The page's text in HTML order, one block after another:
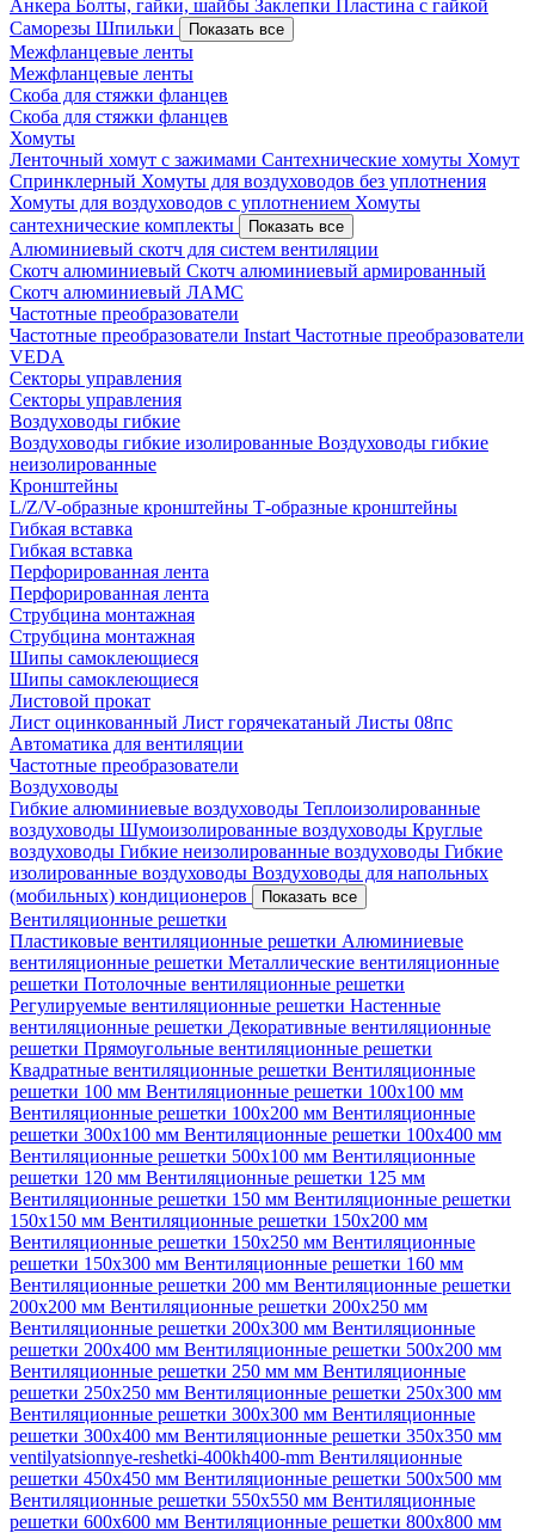
Анкера Болты, гайки, шайбы Заклепки Пластина с гайкой
Саморезы Шпильки Показать все
Межфланцевые ленты
Межфланцевые ленты
Скоба для стяжки фланцев
Скоба для стяжки фланцев
Хомуты
Ленточный хомут с зажимами Сантехнические хомуты Хомут
Спринклерный Хомуты для воздуховодов без уплотнения
Хомуты для воздуховодов с уплотнением Хомуты
сантехнические комплекты
Показать все
Алюминиевый скотч для систем вентиляции
Скотч алюминиевый Скотч алюминиевый армированный
Скотч алюминиевый ЛАМС
Частотные преобразователи
Частотные преобразователи Instart Частотные преобразователи
VEDA
Секторы управления
Секторы управления
Воздуховоды гибкие
Воздуховоды гибкие изолированные Воздуховоды гибкие
неизолированные
Кронштейны
L/Z/V-образные кронштейны Т-образные кронштейны
Гибкая вставка
Гибкая вставка
Перфорированная лента
Перфорированная лента
Струбцина монтажная
Струбцина монтажная
Шипы самоклеющиеся
Шипы самоклеющиеся
Листовой прокат
Лист оцинкованный Лист горячекатаный Листы 08пс
Автоматика для вентиляции
Частотные преобразователи
Воздуховоды
Гибкие алюминиевые воздуховоды Теплоизолированные
воздуховоды Шумоизолированные воздуховоды Круглые
воздуховоды Гибкие неизолированные воздуховоды Гибкие
изолированные воздуховоды Воздуховоды для напольных
(мобильных) кондиционеров
Показать все
Вентиляционные решетки
Пластиковые вентиляционные решетки Алюминиевые
вентиляционные решетки Металлические вентиляционные
решетки Потолочные вентиляционные решетки
Регулируемые вентиляционные решетки Настенные
вентиляционные решетки Декоративные вентиляционные
решетки Прямоугольные вентиляционные решетки
Квадратные вентиляционные решетки Вентиляционные
решетки 100 мм Вентиляционные решетки 100х100 мм
Вентиляционные решетки 100х200 мм Вентиляционные
решетки 300х100 мм Вентиляционные решетки 100х400 мм
Вентиляционные решетки 500х100 мм Вентиляционные
решетки 120 мм Вентиляционные решетки 125 мм
Вентиляционные решетки 150 мм Вентиляционные решетки
150х150 мм Вентиляционные решетки 150х200 мм
Вентиляционные решетки 150х250 мм Вентиляционные
решетки 150х300 мм Вентиляционные решетки 160 мм
Вентиляционные решетки 200 мм Вентиляционные решетки
200х200 мм Вентиляционные решетки 200х250 мм
Вентиляционные решетки 200х300 мм Вентиляционные
решетки 200х400 мм Вентиляционные решетки 500х200 мм
Вентиляционные решетки 250 мм мм Вентиляционные
решетки 250х250 мм Вентиляционные решетки 250х300 мм
Вентиляционные решетки 300х300 мм Вентиляционные
решетки 300х400 мм Вентиляционные решетки 350х350 мм
ventilyatsionnye-reshetki-400kh400-mm Вентиляционные
решетки 450х450 мм Вентиляционные решетки 500х500 мм
Вентиляционные решетки 550х550 мм Вентиляционные
решетки 600х600 мм Вентиляционные решетки 800х800 мм